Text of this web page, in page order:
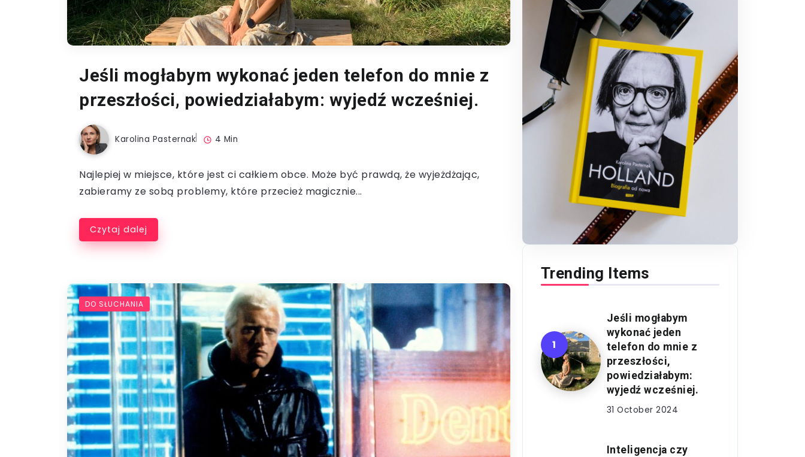
Jeśli mogłabym wykonać jeden telefon do mnie z
przeszłości, powiedziałabym: wyjedź wcześniej.
Karolina Pasternak 4 Min
Najlepiej w miejsce, które jest ci całkiem obce. Może być prawdą, że wyjeżdżając,
zabieramy ze sobą problemy, które przecież magicznie...
Czytaj dalej
DO SŁUCHANIA
Trending Items
Jeśli mogłabym
wykonać jeden
telefon do mnie z
przeszłości,
powiedziałabym:
wyjedź wcześniej.
31 October 2024
Inteligencja czy